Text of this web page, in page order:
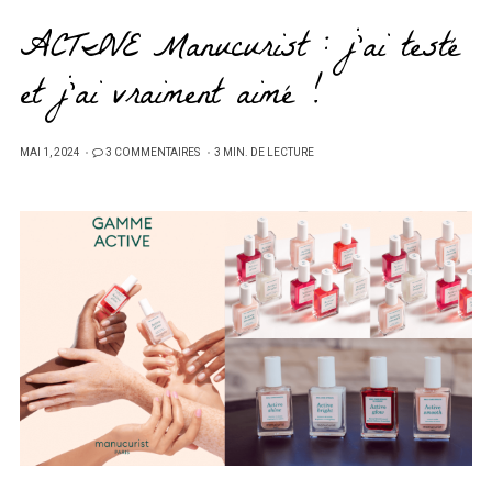
ACTIVE Manucurist : j’ai testé
et j’ai vraiment aimé !
PUBLIÉ
MAI 1, 2024 3 COMMENTAIRES 3 MIN. DE LECTURE